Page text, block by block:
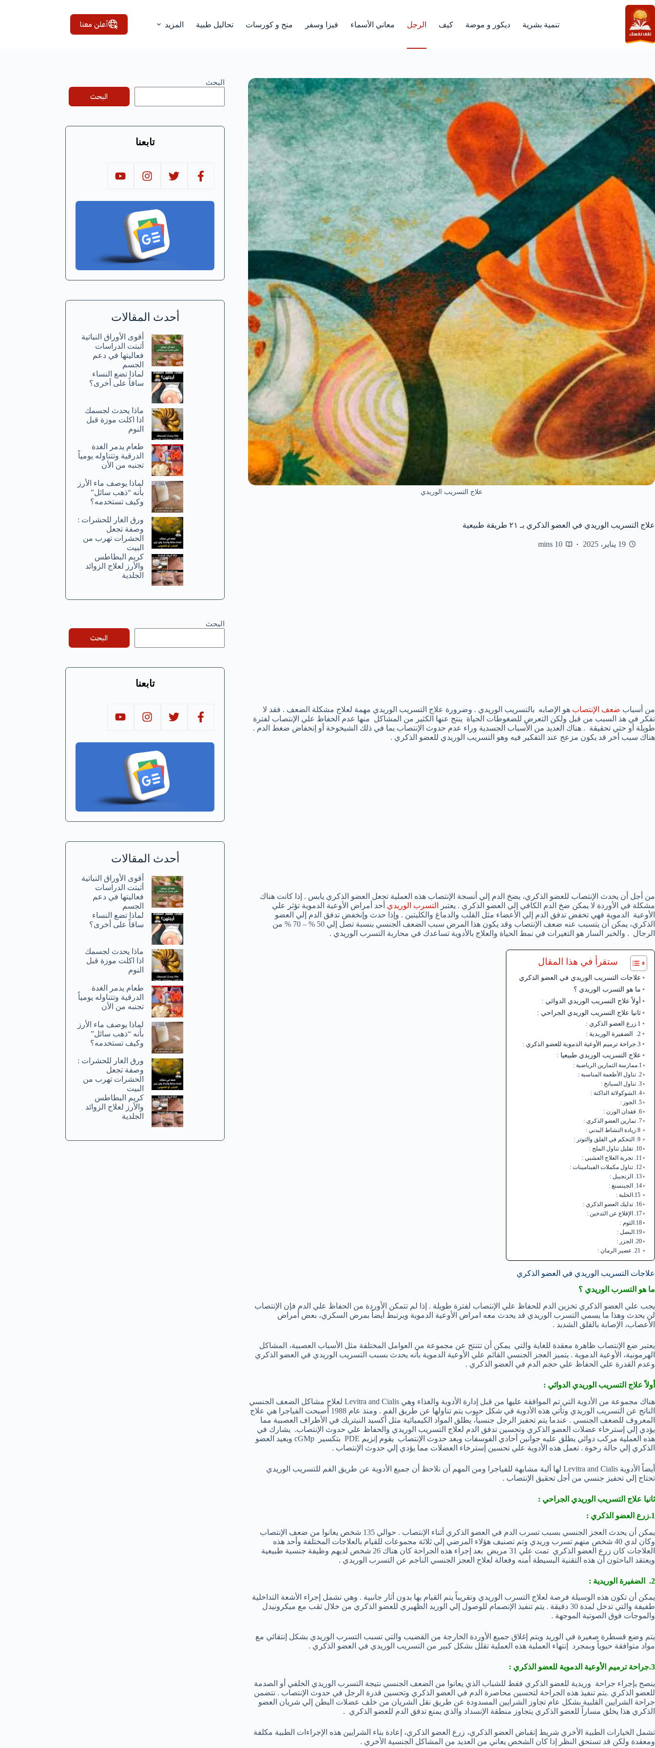
التجاوز
إلى
المحتوى
تنمية بشرية ديكور و موضة كيف الرجل معاني الأسماء فيزا وسفر منح و كورسات تحاليل طبية المزيد أعلن معنا
علاج التسريب الوريدي
علاج التسريب الوريدي في العضو الذكري بـ ٢١ طريقة طبيعية
19 يناير، 2025 10 mins
من أسباب ضعف الإنتصاب هو الإصابه بالتسريب الوريدي . وضرورة علاج التسريب الوريدي مهمة لعلاج مشكلة الضعف . فقد لا
تفكر في هذ السبب من قبل ولكن التعرض للضغوطات الحياة ينتج عنها الكثير من المشاكل منها عدم الحفاظ علي الإنتصاب لفترة
طويلة أو حتي تحقيقة . هناك العديد من الأسباب الجسدية وراء عدم حدوث الإنتصاب بما في ذلك الشيخوخة أو إنخفاض ضغط الدم .
هناك سبب أخر قد يكون مزعج عند التفكير فيه وهو التسريب الوريدي للعضو الذكري .
من أجل أن يحدث الإنتصاب للعضو الذكري، يضخ الدم إلي أنسجة الإنتصاب هذه العملية تجعل العضو الذكري يابس . إذا كانت هناك
مشكلة في الأوردة لا يمكن ضخ الدم الكافي إلي العضو الذكري . يعتبر
التسرب الوريدي أحد أمراض الأوعية الدموية تؤثر علي
الأوعية الدموية فهي تخفض تدفق الدم إلي الأعضاء مثل القلب والدماغ والكليتين . وإذا حدث وإنخفض تدفق الدم إلي العضو
الذكري، يمكن أن يتسبب عنه ضعف الإنتصاب وقد يكون هذا المرض سبب الضعف الجنسي بنسبة تصل إلي 50 % – 70 % من
الرجال . والخبر السار هو التغيرات في نمط الحياة والعلاج بالأدوية تساعدك في محاربة التسرب الوريدي .
ستقرأ في هذا المقال
علاجات التسريب الوريدي في العضو الذكري
ما هو التسرب الوريدي ؟
أولاً علاج التسريب الوريدي الدوائي :
ثانيا علاج التسريب الوريدي الجراحي :
1.زرع العضو الذكري :
2. الضفيرة الوريدية :
3.جراحة ترميم الأوعية الدموية للعضو الذكري :
علاج التسريب الوريدي طبيعيا :
1.ممارسة التمارين الرياضية :
2. تناول الأطعمة المناسبة :
3. تناول السبانخ :
4. الشوكولاتة الداكنة :
5. الجوز :
6. فقدان الوزن :
7. تمارين العضو الذكري :
8.زيادة النشاط البدني :
9. التحكم في القلق والتوتر :
10. تقليل تناول الملح :
11. تجربة العلاج العشبي :
12. تناول مكملات الفيتامينات :
13. الزنجبيل :
14. الجينسنغ :
15.الحلبة :
16. تدليك العضو الذكري :
17. الإقلاع عن التدخين :
18.الثوم :
19.البصل :
20. الجزر :
علاجات التسريب الوريدي في العضو الذكري
ما هو التسرب الوريدي ؟
يجب علي العضو الذكري تخزين الدم للحفاظ علي الإنتصاب لفترة طويلة . إذا لم تتمكن الأوردة من الحفاظ علي الدم فإن الإنتصاب
لن يحدث وهذا ما يسمي التسرب الوريدي قد يحدث معه امراض الأوعية الدموية ويرتبط أيضاً بمرض السكري، بعض أمراض
الأعصاب، الإصابة بالقلق الشديد .
يعتبر ضع الإنتصاب ظاهرة معقدة للغاية والتي يمكن أن تتنتج عن مجموعة من العوامل المختلفة مثل الأسباب العصبية، المشاكل
الهرمونية، الأوعية الدموية . يتميز العجز الجنسي القائم علي الأوعية الدموية بأنه يحدث بسبب التسريب الوريدي في العضو الذكري
وعدم القدرة علي الحفاظ علي حجم الدم في العضو الذكري .
أولاً علاج التسريب الوريدي الدوائي :
هناك مجموعة من الأدوية التي تم الموافقة عليها من قبل إدارة الأدوية والغذاء وهي Levitra and Cialis لعلاج مشاكل الضعف الجنسي
الناتج عن التسريب الوريدي وتأتي هذه الأدوية في شكل حبوب يتم تناولها عن طريق الفم . ومنذ عام 1988 أصبحت الفياجرا هي علاج
المعروف للضعف الجنسي . عندما يتم تحفيز الرجل جنسياً، يطلق المواد الكيميائية مثل أكسيد النيتريك في الأطراف العصبية مما
يؤدي إلي إسترخاء عضلات العضو الذكري وتحسين تدفق الدم لعلاج التسريب الوريدي والحفاظ علي حدوث الإنتصاب. يشارك في
هذه العملية مركب دوائي يطلق عليه جوانين أحادي الفوسفات وبعد حدوث الإنتصاب يقوم إنزيم PDE بتكسير cGMp ويعيد العضو
الذكري إلي حالة رخوة . تعمل هذه الأدوية علي تحسين إسترخاء العضلات مما يؤدي إلي حدوث الإنتصاب .
أيضاً الأدوية Levitra and Cialis لها ألية مشابهة للفياجرا ومن المهم أن نلاحظ أن جميع الأدوية عن طريق الفم للتسريب الوريدي
تحتاج إلي تحفيز جنسي من أجل تحقيق الإنتصاب .
ثانيا علاج التسريب الوريدي الجراحي :
1.زرع العضو الذكري :
يمكن أن يحدث العجز الجنسي بسبب تسرب الدم في العضو الذكري أثناء الإنتصاب . حوالي 135 شخص يعانوا من ضعف الإنتصاب
وكان لدي 40 شخص منهم تسرب وريدي وتم تصنيف هؤلاء المرضي إلي ثلاثة مجموعات للقيام بالعلاجات المختلفة وأحد هذه
العلاجات كان زرع العضو الذكري تمت علي 31 مريض بعد إجراء هذه الجراحة كان هناك 26 شخص لديهم وظيفة جنسية طبيعية
ويعتقد الباحثون أن هذه التقنية البسيطة أمنه وفعالة لعلاج العجز الجنسي الناجم عن التسرب الوريدي .
2. الضفيرة الوريدية :
يمكن أن تكون هذه الوسيلة فرصة لعلاج التسرب الوريدي وتقريباً يتم القيام بها بدون أثار جانبية . وهي تشمل إجراء الأشعة التداخلية
طفيفة والتي تدخل لمدة 30 دقيقة . يتم تنفيذ الإنصمام للوصول إلي الوريد الظهيري للعضو الذكري من خلال ثقب مع ميكرونيدل
والموجات فوق الصوتية الموجهة .
يتم وضع قسطرة صغيرة في الوريد ويتم إغلاق جميع الأوردة الخارجة من القضيب والتي تسبب التسرب الوريدي بشكل إنتقائي مع
مواد متوافقة حيوياً وبمجرد إنتهاء العملية هذه العملية تقلل بشكل كبير من التسريب الوريدي في العضو الذكري .
3.جراحة ترميم الأوعية الدموية للعضو الذكري :
ينصح بإجراء جراحة وريدية للعضو الذكري فقط للشباب الذي يعانوا من الضعف الجنسي نتيجة التسرب الوريدي الخلفي أو الصدمة
للعضو الذكري .يتم تنفيذ هذه الجراحة لتحسين محاصرة الدم في العضو الذكري وتحسين قدرة الرجل في حدوث الإنتصاب . تتضمن
جراحة الشرايين القلبية بشكل عام تجاوز الشرايين المسدودة عن طريق نقل الشريان من خلف عضلات البطن إلي شريان العضو
الذكري هذا يخلق مساراً للعضو الذكري يتجاوز منطقة الإنسداد والذي يمنع تدفق الدم للعضو الذكري .
تشمل الخيارات الطبية الأخري شريط إنقباض العضو الذكري، زرع العضو الذكري، إعادة بناء الشرايين هذه الإجراءات الطبية مكلفة
ومعقدة ولكن قد تستحق النظر إذا كان الشخص يعاني من العديد من المشاكل الجنسية الأخري .
البحث
البحث
تابعنا
أحدث المقالات
أقوى الأوراق النباتية
أثبتت الدراسات
فعاليتها في دعم
الجسم
لماذا تضع النساء
ساقاً على أخرى؟
ماذا يحدث لجسمك
اذا اكلت موزة قبل
النوم
طعام يدمر الغدة
الدرقية وتتناوله يومياً
تجنبه من الأن
لماذا يوصف ماء الأرز
بأنه “ذهب سائل”
وكيف تستخدمه؟
ورق الغار للحشرات :
وصفة تجعل
الحشرات تهرب من
البيت
كريم البطاطس
والأرز لعلاج الزوائد
الجلدية
البحث
البحث
تابعنا
أحدث المقالات
أقوى الأوراق النباتية
أثبتت الدراسات
فعاليتها في دعم
الجسم
لماذا تضع النساء
ساقاً على أخرى؟
ماذا يحدث لجسمك
اذا اكلت موزة قبل
النوم
طعام يدمر الغدة
الدرقية وتتناوله يومياً
تجنبه من الأن
لماذا يوصف ماء الأرز
بأنه “ذهب سائل”
وكيف تستخدمه؟
ورق الغار للحشرات :
وصفة تجعل
الحشرات تهرب من
البيت
كريم البطاطس
والأرز لعلاج الزوائد
الجلدية